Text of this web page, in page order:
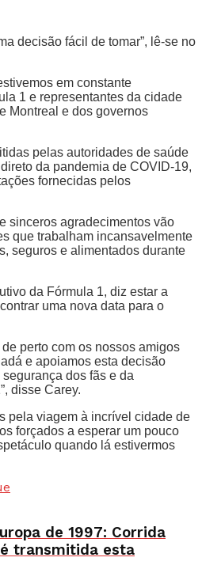
decisão fácil de tomar”, lê-se no
em constante
1 e representantes da cidade
Montreal e dos governos
pelas autoridades de saúde
da pandemia de COVID-19,
fornecidas pelos
sinceros agradecimentos vão
que trabalham incansavelmente
seguros e alimentados durante
da Fórmula 1, diz estar a
uma nova data para o
perto com os nossos amigos
e apoiamos esta decisão
dos fãs e da
disse Carey.
pela viagem à incrível cidade de
forçados a esperar um pouco
quando lá estivermos
de 1997: Corrida
transmitida esta